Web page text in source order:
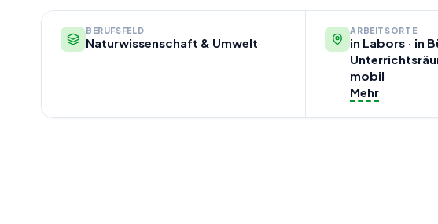
BERUFSFELD
Naturwissenschaft & Umwelt
ARBEITSORTE
in Labors · in
mobil
Mehr